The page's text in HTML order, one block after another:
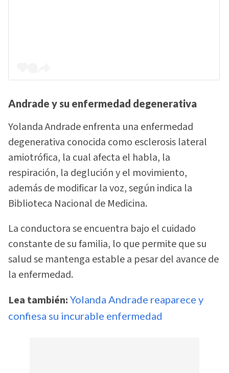
Andrade y su enfermedad degenerativa
Yolanda Andrade enfrenta una enfermedad
degenerativa conocida como esclerosis lateral
amiotrófica, la cual afecta el habla, la
respiración, la deglución y el movimiento,
además de modificar la voz, según indica la
Biblioteca Nacional de Medicina.
La conductora se encuentra bajo el cuidado
constante de su familia, lo que permite que su
salud se mantenga estable a pesar del avance de
la enfermedad.
Lea también: Yolanda Andrade reaparece y
confiesa su incurable enfermedad